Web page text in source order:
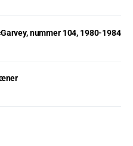
nummer 104, 1980-1984